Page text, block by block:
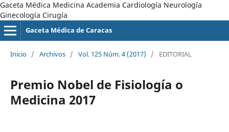
Gaceta Médica Medicina Academia Cardiología Neurología
Ginecología Cirugía
Gaceta Médica de Caracas
Inicio / Archivos / Vol. 125 Núm. 4 (2017) / EDITORIAL
Premio Nobel de Fisiología o
Medicina 2017